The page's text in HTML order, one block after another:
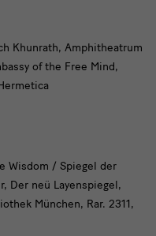
Khunrath, Amphitheatrum
of the Free Mind,
Wisdom / Spiegel der
Der neü Layenspiegel,
München, Rar. 2311,